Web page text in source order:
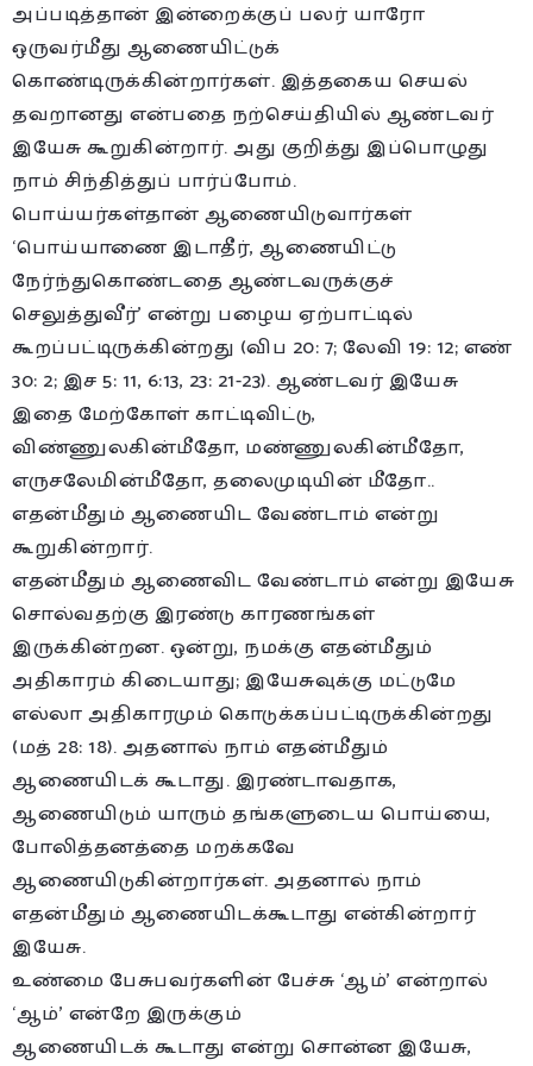
அப்படித்தான் இன்றைக்குப் பலர் யாரோ
ஒருவர்மீது ஆணையிட்டுக்
கொண்டிருக்கின்றார்கள். இத்தகைய செயல்
தவறானது என்பதை நற்செய்தியில் ஆண்டவர்
இயேசு கூறுகின்றார். அது குறித்து இப்பொழுது
நாம் சிந்தித்துப் பார்ப்போம்.
பொய்யர்கள்தான் ஆணையிடுவார்கள்
‘பொய்யாணை இடாதீர், ஆணையிட்டு
நேர்ந்துகொண்டதை ஆண்டவருக்குச்
செலுத்துவீர்’ என்று பழைய ஏற்பாட்டில்
கூறப்பட்டிருக்கின்றது (விப 20: 7; லேவி 19: 12; எண்
30: 2; இச 5: 11, 6:13, 23: 21-23). ஆண்டவர் இயேசு
இதை மேற்கோள் காட்டிவிட்டு,
விண்ணுலகின்மீதோ, மண்ணுலகின்மீதோ,
எருசலேமின்மீதோ, தலைமுடியின் மீதோ..
எதன்மீதும் ஆணையிட வேண்டாம் என்று
கூறுகின்றார்.
எதன்மீதும் ஆணைவிட வேண்டாம் என்று இயேசு
சொல்வதற்கு இரண்டு காரணங்கள்
இருக்கின்றன. ஒன்று, நமக்கு எதன்மீதும்
அதிகாரம் கிடையாது; இயேசுவுக்கு மட்டுமே
எல்லா அதிகாரமும் கொடுக்கப்பட்டிருக்கின்றது
(மத் 28: 18). அதனால் நாம் எதன்மீதும்
ஆணையிடக் கூடாது. இரண்டாவதாக,
ஆணையிடும் யாரும் தங்களுடைய பொய்யை,
போலித்தனத்தை மறக்கவே
ஆணையிடுகின்றார்கள். அதனால் நாம்
எதன்மீதும் ஆணையிடக்கூடாது என்கின்றார்
இயேசு.
உண்மை பேசுபவர்களின் பேச்சு ‘ஆம்’ என்றால்
‘ஆம்’ என்றே இருக்கும்
ஆணையிடக் கூடாது என்று சொன்ன இயேசு,